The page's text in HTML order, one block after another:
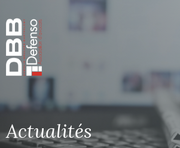
Page d’accueil
Actualités